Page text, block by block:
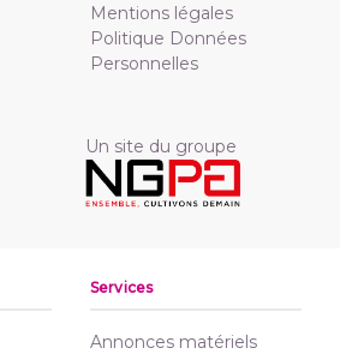
Mentions légales
Politique Données
Personnelles
Un site du groupe
Services
Annonces matériels